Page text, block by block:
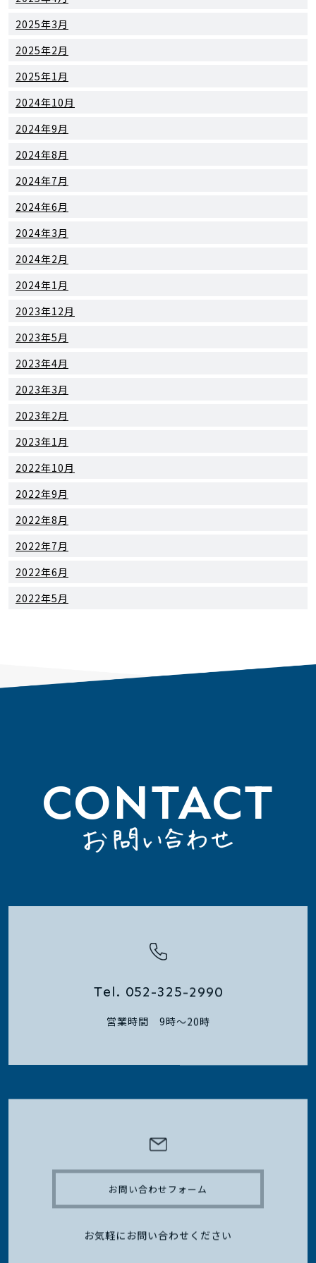
2025年3月
2025年2月
2025年1月
2024年10月
2024年9月
2024年8月
2024年7月
2024年6月
2024年3月
2024年2月
2024年1月
2023年12月
2023年5月
2023年4月
2023年3月
2023年2月
2023年1月
2022年10月
2022年9月
2022年8月
2022年7月
2022年6月
2022年5月
CONTACT
営業時間 9時～20時
お問い合わせフォーム